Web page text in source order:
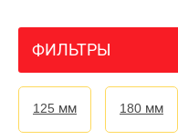
ФИЛЬТРЫ
125 мм 180 мм